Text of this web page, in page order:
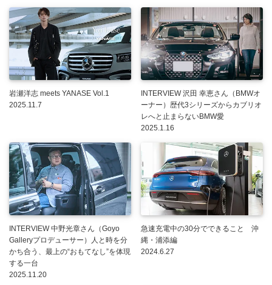
岩瀬洋志 meets YANASE Vol.1
2025.11.7
INTERVIEW 沢田 幸恵さん（BMWオ
ーナー）歴代3シリーズからカブリオ
レへと止まらないBMW愛
2025.1.16
INTERVIEW 中野光章さん（Goyo
Galleryプロデューサー）人と時を分
かち合う、最上の“おもてなし”を体現
する一台
2025.11.20
急速充電中の30分でできること 沖
縄・浦添編
2024.6.27